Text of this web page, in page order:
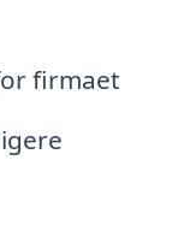
firmaet